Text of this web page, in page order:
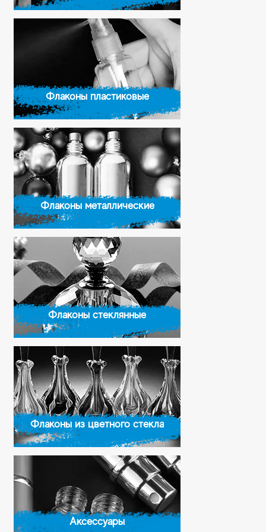
Флаконы пластиковые
Флаконы металлические
Флаконы стеклянные
Флаконы из цветного стекла
Аксессуары